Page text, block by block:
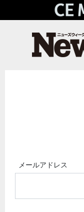
メールアドレス